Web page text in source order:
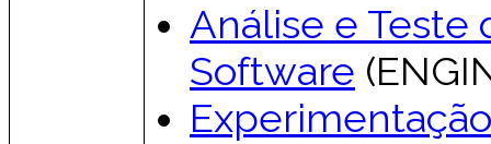
Análise e Teste
Software